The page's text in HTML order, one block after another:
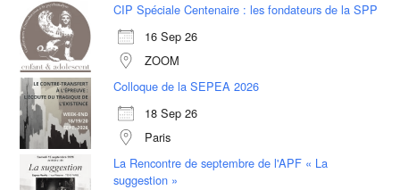
CIP Spéciale Centenaire : les fondateurs de la SPP
16 Sep 26
ZOOM
Colloque de la SEPEA 2026
18 Sep 26
Paris
La Rencontre de septembre de l'APF « La
suggestion »